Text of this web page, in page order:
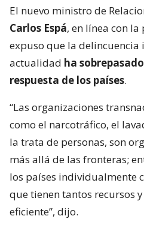
El nuevo ministro de
Carlos Espá, en línea con
expuso que la delincuencia
actualidad ha
respuesta de los países.
“Las organizaciones
como el narcotráfico, el
la trata de personas, son
más allá de las fronteras;
los países individualmente
que tienen tantos recursos
eficiente”, dijo.